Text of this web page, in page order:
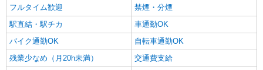
キープ 詳細を見る
フルタイム歓迎
禁煙・分煙
駅直結・駅チカ
車通勤OK
バイク通勤OK
自転車通勤OK
残業少なめ（月20h未満）
交通費支給